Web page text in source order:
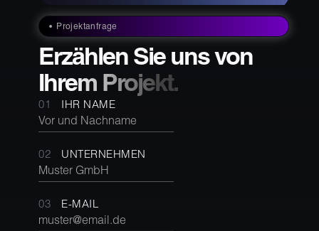
Projektanfrage
Erzählen Sie uns von
Ihrem Projekt.
IHR NAME
UNTERNEHMEN
E-MAIL